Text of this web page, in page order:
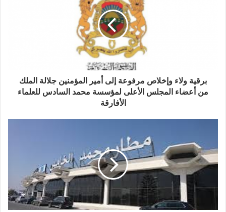
برقية ولاء وإخلاص مرفوعة إلى أمير المؤمنين جلالة الملك
من أعضاء المجلس الأعلى لمؤسسة محمد السادس للعلماء
الأفارقة